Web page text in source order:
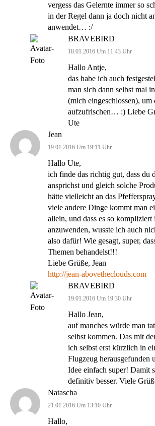
vergess das Gelernte immer so
in der Regel dann ja doch nicht
anwendet… :/
BRAVEBIRD
18.01.2016 Um 11:43 Uhr
Hallo Antje,
das habe ich auch
man sich dann selbst mal
(mich eingeschlossen), um
aufzufrischen… :) Liebe
Ute
Jean
19.01.2016 Um 19:11 Uhr
Hallo Ute,
ich finde das richtig gut, dass du
ansprichst und gleich solche
hätte vielleicht an das
viele andere Dinge kommt man
allein, und dass es so
anzuwenden, wusste ich auch
also dafür! Wie gesagt, super,
Themen behandelst!!!
Liebe Grüße, Jean
http://jean-abovetheclouds.com
BRAVEBIRD
19.01.2016 Um 19:30 Uhr
Hallo Jean,
auf manches würde man
selbst kommen. Das mit
ich selbst erst kürzlich in
Flugzeug herausgefunden
Idee einfach super! Damit
definitiv besser. Viele
Natascha
21.01.2016 Um 13:10 Uhr
Hallo,